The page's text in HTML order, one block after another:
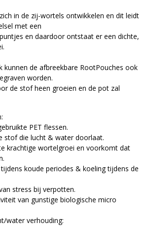
in de zij-wortels ontwikkelen en dit leidt
met een
en daardoor ontstaat er een dichte,
kunnen de afbreekbare RootPouches ook
worden.
de stof heen groeien en de pot zal
PET flessen.
stof die lucht & water doorlaat.
krachtige wortelgroei en voorkomt dat
koude periodes & koeling tijdens de
stress bij verpotten.
van gunstige biologische micro
water verhouding: